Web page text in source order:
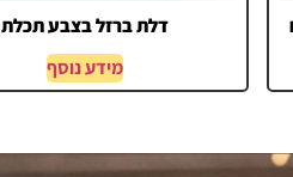
דלת ברזל בצבע תכלת
מידע נוסף